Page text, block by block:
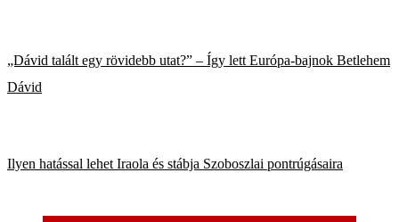
„Dávid talált egy rövidebb utat?” – Így lett Európa-bajnok Betlehem
Dávid
Ilyen hatással lehet Iraola és stábja Szoboszlai pontrúgásaira